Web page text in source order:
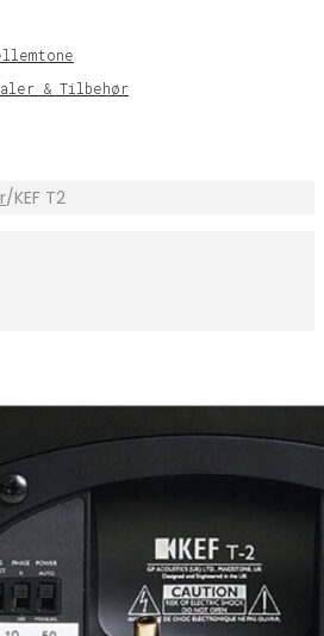
& Tilbehør
/KEF T2